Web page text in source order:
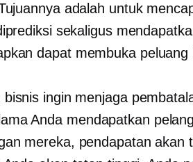
adalah untuk
sekaligus
dapat membuka peluang
ingin menjaga
Anda mendapatkan
mereka, pendapatan akan